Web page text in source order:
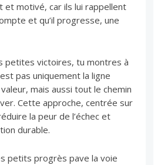
et motivé, car ils lui rappellent
et qu’il progresse, une
petites victoires, tu montres à
pas uniquement la ligne
mais aussi tout le chemin
Cette approche, centrée sur
la peur de l’échec et
durable.
petits progrès pave la voie